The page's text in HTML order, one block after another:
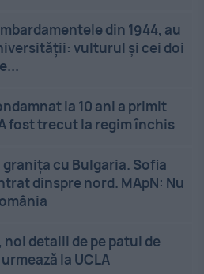
din 1944, au
vulturul și cei doi
la 10 ani a primit
fost trecut la regim închis
granița cu Bulgaria. Sofia
dinspre nord. MApN: Nu
noi detalii de pe patul de
la UCLA